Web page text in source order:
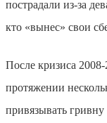
пострадали из-за
кто «вынес» свои
После кризиса
протяжении
привязывать